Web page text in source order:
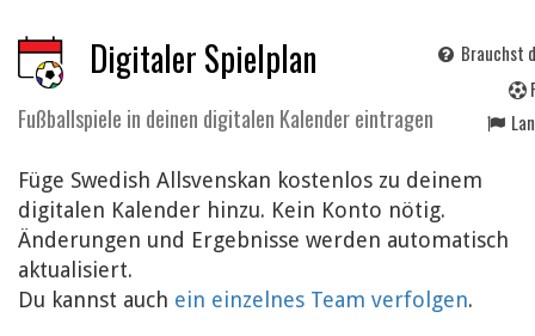
Digitaler Spielplan
Fußballspiele in deinen digitalen Kalender eintragen
Brauchst
Füge Swedish Allsvenskan kostenlos zu deinem
digitalen Kalender hinzu. Kein Konto nötig.
Änderungen und Ergebnisse werden automatisch
aktualisiert.
Du kannst auch ein einzelnes Team verfolgen.